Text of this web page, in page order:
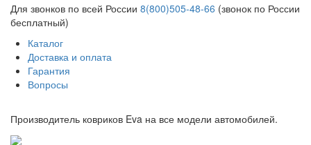
Для звонков по всей России 8(800)505-48-66 (звонок по России
бесплатный)
Каталог
Доставка и оплата
Гарантия
Вопросы
Производитель ковриков Eva на все модели автомобилей.